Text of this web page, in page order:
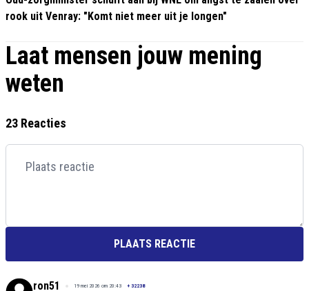
rook uit Venray: "Komt niet meer uit je longen"
Laat mensen jouw mening
weten
23 Reacties
PLAATS REACTIE
ron51 19 mei 2026 om 20:43 + 32238